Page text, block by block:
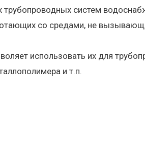
систем
со средами, не
использовать их для
и т.п.